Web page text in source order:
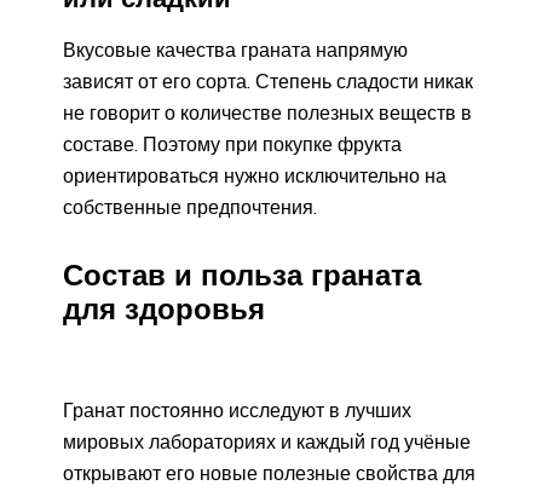
Вкусовые качества граната напрямую
зависят от его сорта. Степень сладости никак
не говорит о количестве полезных веществ в
составе. Поэтому при покупке фрукта
ориентироваться нужно исключительно на
собственные предпочтения.
Состав и польза граната
для здоровья
Гранат постоянно исследуют в лучших
мировых лабораториях и каждый год учёные
открывают его новые полезные свойства для